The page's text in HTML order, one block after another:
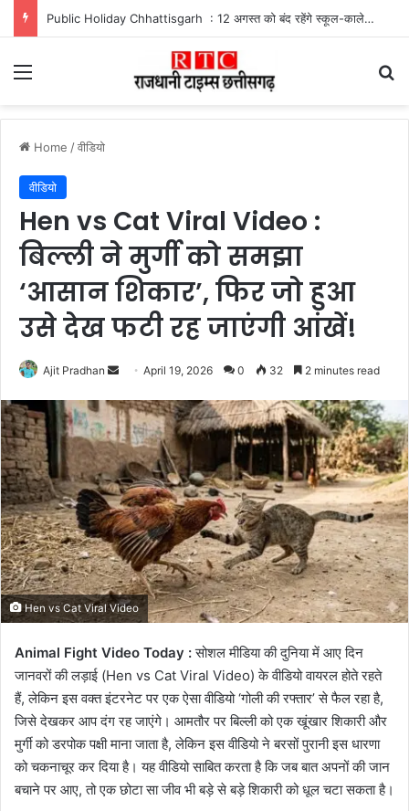
SBI Clerk Recruitment 2026 : SBI में 1538 पदों पर भर्ती, 64 हजार रुपये तक सैलरी, इस तारीख तक करें आवेदन
Menu
Home /वीडियो
वीडियो
Hen vs Cat Viral Video :
बिल्ली ने मुर्गी को समझा
‘आसान शिकार’, फिर जो हुआ
उसे देख फटी रह जाएंगी आंखें!
Ajit Pradhan
Send
email
April 19, 2026 0 32 2 minutes read
Hen vs Cat Viral Video
Animal Fight Video Today :सोशल मीडिया की दुनिया में आए दिन
जानवरों की लड़ाई (Hen vs Cat Viral Video) के वीडियो वायरल होते रहते
हैं, लेकिन इस वक्त इंटरनेट पर एक ऐसा वीडियो ‘गोली की रफ्तार’ से फैल रहा है,
जिसे देखकर आप दंग रह जाएंगे। आमतौर पर बिल्ली को एक खूंखार शिकारी और
मुर्गी को डरपोक पक्षी माना जाता है, लेकिन इस वीडियो ने बरसों पुरानी इस धारणा
को चकनाचूर कर दिया है। यह वीडियो साबित करता है कि जब बात अपनों की जान
बचाने पर आए, तो एक छोटा सा जीव भी बड़े से बड़े शिकारी को धूल चटा सकता है।